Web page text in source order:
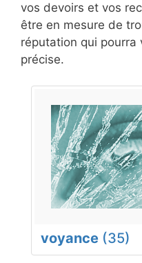
vos devoirs et vos
être en mesure de
réputation qui pourra
précise.
voyance (35)